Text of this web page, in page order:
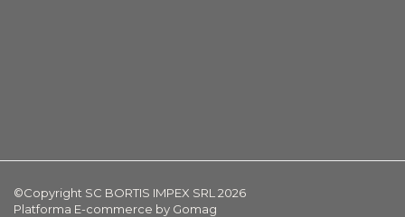
Cuptoare cu microunde
©Copyright SC BORTIS IMPEX SRL 2026
Platforma E-commerce by Gomag